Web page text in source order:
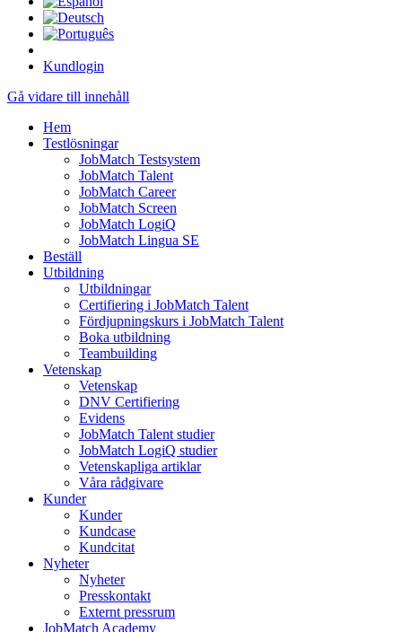
Kundlogin
Gå vidare till innehåll
Hem
Testlösningar
JobMatch Testsystem
JobMatch Talent
JobMatch Career
JobMatch Screen
JobMatch LogiQ
JobMatch Lingua SE
Beställ
Utbildning
Utbildningar
Certifiering i JobMatch Talent
Fördjupningskurs i JobMatch Talent
Boka utbildning
Teambuilding
Vetenskap
Vetenskap
DNV Certifiering
Evidens
JobMatch Talent studier
JobMatch LogiQ studier
Vetenskapliga artiklar
Våra rådgivare
Kunder
Kunder
Kundcase
Kundcitat
Nyheter
Nyheter
Presskontakt
Externt pressrum
JobMatch Academy